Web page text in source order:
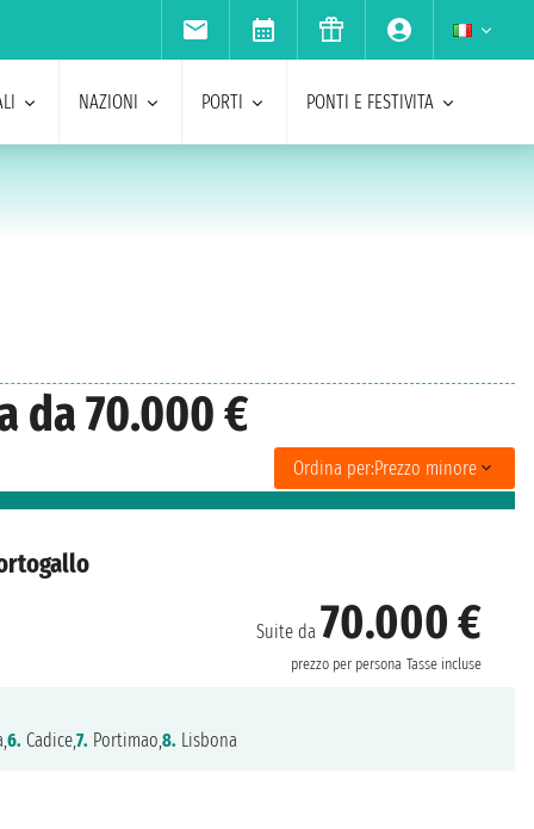
NAZIONI PORTI PONTI E FESTIVITA
da 70.000 €
Ordina per:Prezzo minore
Suite da 70.000 €
prezzo per persona Tasse incluse
6. Cadice,7. Portimao,8. Lisbona